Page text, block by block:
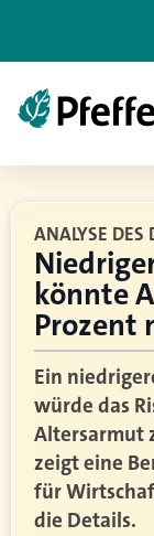
ANALYSE DES
könnte
Prozent
Ein
würde das
Altersarmut
zeigt eine
für
die Details.